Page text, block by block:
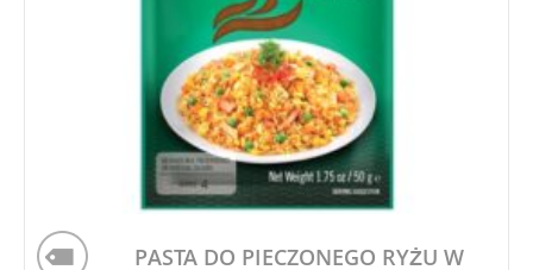
PASTA DO PIECZONEGO RYŻU W